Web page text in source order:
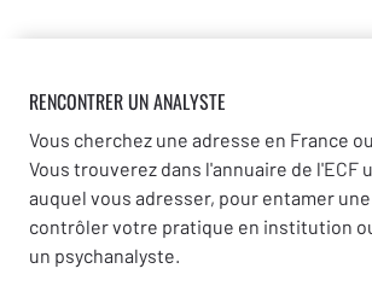
RENCONTRER UN ANALYSTE
Vous cherchez une adresse en France
Vous trouverez dans l'annuaire de l'ECF
auquel vous adresser, pour entamer
contrôler votre pratique en institution
un psychanalyste.